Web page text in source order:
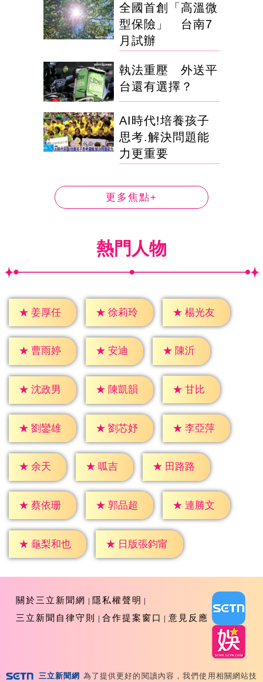
全國首創「高溫微
型保險」 台南7
月試辦
執法重壓 外送平
台還有選擇？
AI時代!培養孩子
思考.解決問題能
力更重要
更多焦點+
熱門人物
★ 姜厚任 ★ 徐莉玲 ★ 楊光友
★ 曹雨婷 ★ 安迪 ★ 陳沂
★ 沈政男 ★ 陳凱韻 ★ 甘比
★ 劉鑾雄 ★ 劉芯妤 ★ 李亞萍
★ 余天 ★ 呱吉 ★ 田路路
★ 蔡依珊 ★ 郭品超 ★ 連勝文
★ 龜梨和也 ★ 日版張鈞甯
關於三立新聞網
隱私權聲明
三立新聞自律守則
合作提案窗口 意見反應
三立新聞網 為了提供更好的閱讀內容，我們使用相關網站技